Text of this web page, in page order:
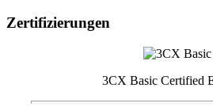
Zertifizierungen
3CX Basic Certified